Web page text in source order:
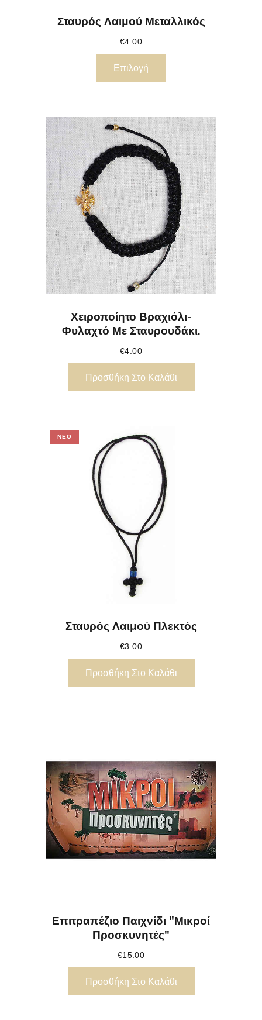
Σταυρός Λαιμού Μεταλλικός
€4.00
Επιλογή
Χειροποίητο Βραχιόλι-
Φυλαχτό Με Σταυρουδάκι.
€4.00
Προσθήκη Στο Καλάθι
ΝΈΟ
Σταυρός Λαιμού Πλεκτός
€3.00
Προσθήκη Στο Καλάθι
Επιτραπέζιο Παιχνίδι "Μικροί
Προσκυνητές"
€15.00
Προσθήκη Στο Καλάθι